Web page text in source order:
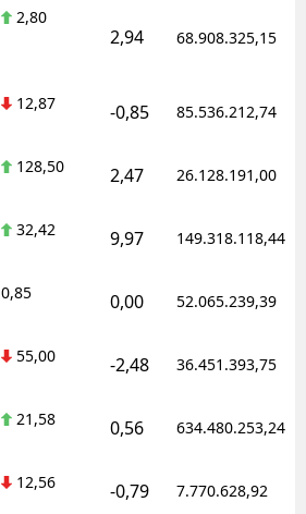
2,80
2,94 68.908.325,15
12,87 -0,85 85.536.212,74
128,50 2,47 26.128.191,00
32,42 9,97 149.318.118,44
0,85 0,00 52.065.239,39
55,00 -2,48 36.451.393,75
21,58 0,56 634.480.253,24
12,56 -0,79 7.770.628,92